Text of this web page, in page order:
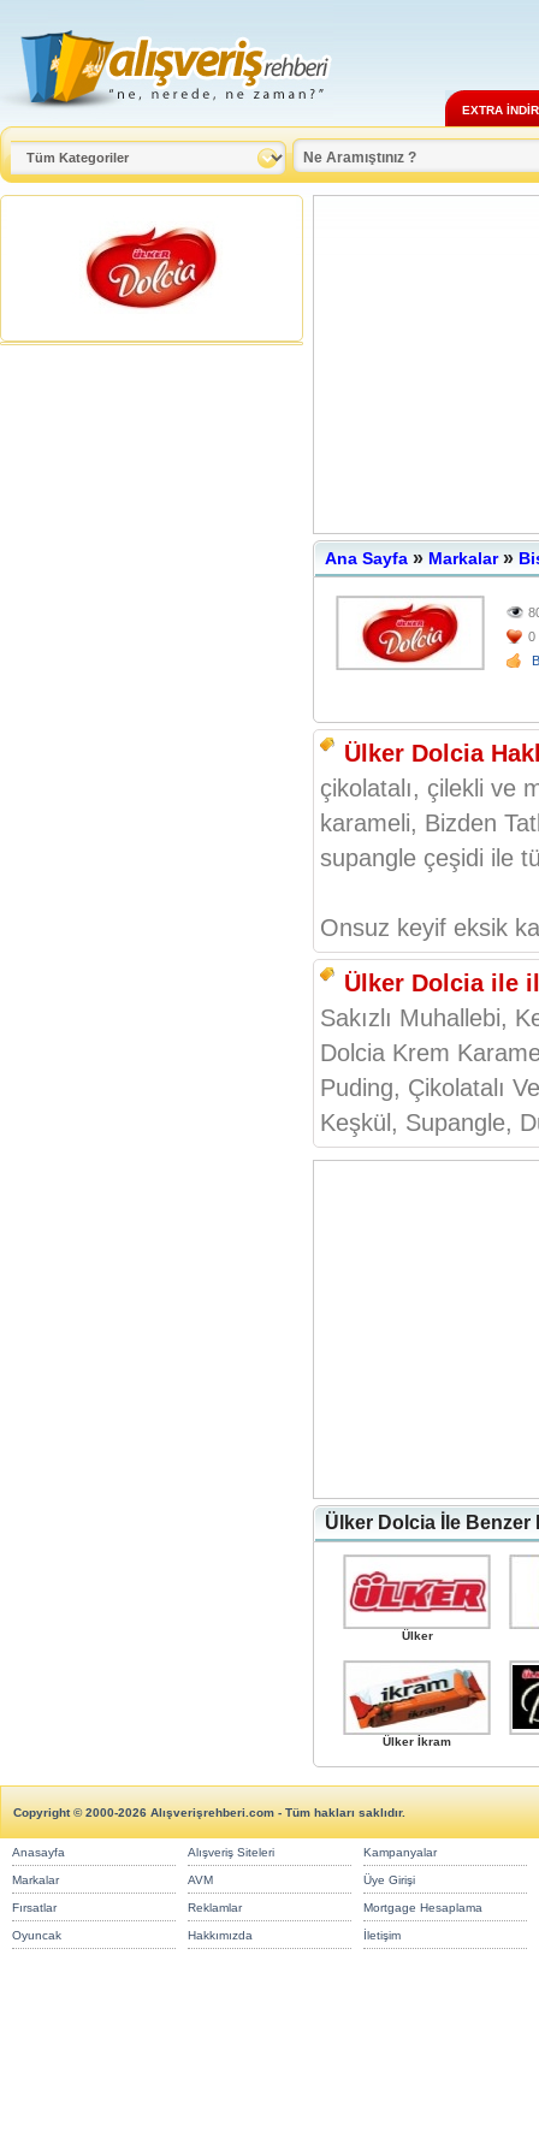
EXTRA
Ana Sayfa » Markalar»
0
Ülker Dolcia
çikolatalı, çilekli ve
karameli, Bizden
supangle çeşidi ile
Onsuz keyif eksik
Ülker Dolcia ile
Sakızlı Muhallebi,
Dolcia Krem
Puding, Çikolatalı
Keşkül, Supangle,
Ülker Dolcia İle Benzer
Ülker
Ülker İkram
Copyright © 2000-2026 Alışverişrehberi.com - Tüm hakları saklıdır.
Anasayfa Alışveriş Siteleri Kampanyalar
Markalar AVM Üye Girişi
Fırsatlar Reklamlar Mortgage Hesaplama
Oyuncak Hakkımızda İletişim